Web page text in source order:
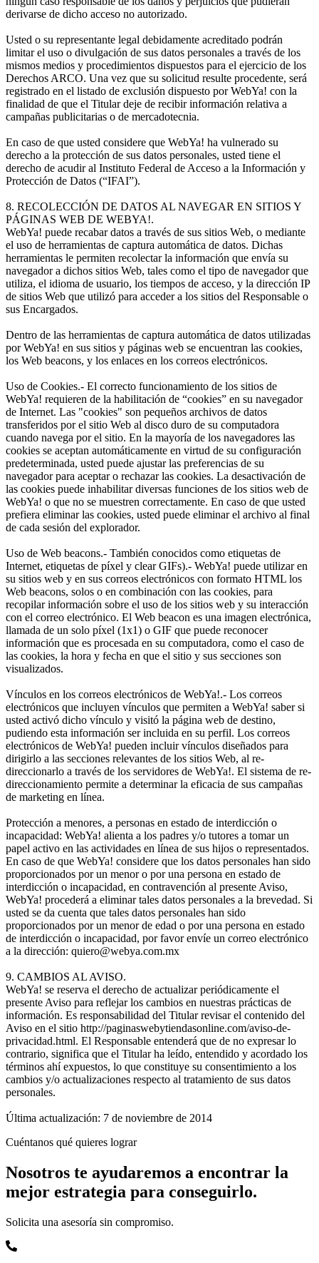
derivarse de dicho acceso no autorizado.
Usted o su representante legal debidamente acreditado podrán
limitar el uso o divulgación de sus datos personales a través de los
mismos medios y procedimientos dispuestos para el ejercicio de los
Derechos ARCO. Una vez que su solicitud resulte procedente, será
registrado en el listado de exclusión dispuesto por WebYa! con la
finalidad de que el Titular deje de recibir información relativa a
campañas publicitarias o de mercadotecnia.
En caso de que usted considere que WebYa! ha vulnerado su
derecho a la protección de sus datos personales, usted tiene el
derecho de acudir al Instituto Federal de Acceso a la Información y
Protección de Datos (“IFAI”).
8. RECOLECCIÓN DE DATOS AL NAVEGAR EN SITIOS Y
PÁGINAS WEB DE WEBYA!.
WebYa! puede recabar datos a través de sus sitios Web, o mediante
el uso de herramientas de captura automática de datos. Dichas
herramientas le permiten recolectar la información que envía su
navegador a dichos sitios Web, tales como el tipo de navegador que
utiliza, el idioma de usuario, los tiempos de acceso, y la dirección IP
de sitios Web que utilizó para acceder a los sitios del Responsable o
sus Encargados.
Dentro de las herramientas de captura automática de datos utilizadas
por WebYa! en sus sitios y páginas web se encuentran las cookies,
los Web beacons, y los enlaces en los correos electrónicos.
Uso de Cookies.- El correcto funcionamiento de los sitios de
WebYa! requieren de la habilitación de “cookies” en su navegador
de Internet. Las "cookies" son pequeños archivos de datos
transferidos por el sitio Web al disco duro de su computadora
cuando navega por el sitio. En la mayoría de los navegadores las
cookies se aceptan automáticamente en virtud de su configuración
predeterminada, usted puede ajustar las preferencias de su
navegador para aceptar o rechazar las cookies. La desactivación de
las cookies puede inhabilitar diversas funciones de los sitios web de
WebYa! o que no se muestren correctamente. En caso de que usted
prefiera eliminar las cookies, usted puede eliminar el archivo al final
de cada sesión del explorador.
Uso de Web beacons.- También conocidos como etiquetas de
Internet, etiquetas de píxel y clear GIFs).- WebYa! puede utilizar en
su sitios web y en sus correos electrónicos con formato HTML los
Web beacons, solos o en combinación con las cookies, para
recopilar información sobre el uso de los sitios web y su interacción
con el correo electrónico. El Web beacon es una imagen electrónica,
llamada de un solo píxel (1x1) o GIF que puede reconocer
información que es procesada en su computadora, como el caso de
las cookies, la hora y fecha en que el sitio y sus secciones son
visualizados.
Vínculos en los correos electrónicos de WebYa!.- Los correos
electrónicos que incluyen vínculos que permiten a WebYa! saber si
usted activó dicho vínculo y visitó la página web de destino,
pudiendo esta información ser incluida en su perfil. Los correos
electrónicos de WebYa! pueden incluir vínculos diseñados para
dirigirlo a las secciones relevantes de los sitios Web, al re-
direccionarlo a través de los servidores de WebYa!. El sistema de re-
direccionamiento permite a determinar la eficacia de sus campañas
de marketing en línea.
Protección a menores, a personas en estado de interdicción o
incapacidad: WebYa! alienta a los padres y/o tutores a tomar un
papel activo en las actividades en línea de sus hijos o representados.
En caso de que WebYa! considere que los datos personales han sido
proporcionados por un menor o por una persona en estado de
interdicción o incapacidad, en contravención al presente Aviso,
WebYa! procederá a eliminar tales datos personales a la brevedad. Si
usted se da cuenta que tales datos personales han sido
proporcionados por un menor de edad o por una persona en estado
de interdicción o incapacidad, por favor envíe un correo electrónico
a la dirección: quiero@webya.com.mx
9. CAMBIOS AL AVISO.
WebYa! se reserva el derecho de actualizar periódicamente el
presente Aviso para reflejar los cambios en nuestras prácticas de
información. Es responsabilidad del Titular revisar el contenido del
Aviso en el sitio http://paginaswebytiendasonline.com/aviso-de-
privacidad.html. El Responsable entenderá que de no expresar lo
contrario, significa que el Titular ha leído, entendido y acordado los
términos ahí expuestos, lo que constituye su consentimiento a los
cambios y/o actualizaciones respecto al tratamiento de sus datos
personales.
Última actualización: 7 de noviembre de 2014
Cuéntanos qué quieres lograr
Nosotros te ayudaremos a encontrar la
mejor estrategia para conseguirlo.
Solicita una asesoría sin compromiso.